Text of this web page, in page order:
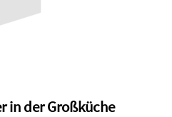
in der Großküche